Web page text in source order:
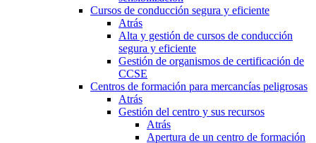
Cursos de conducción segura y eficiente
Atrás
Alta y gestión de cursos de conducción
segura y eficiente
Gestión de organismos de certificación de
CCSE
Centros de formación para mercancías peligrosas
Atrás
Gestión del centro y sus recursos
Atrás
Apertura de un centro de formación